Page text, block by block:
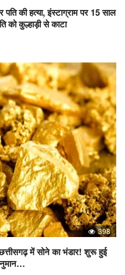
की हत्या, इंस्टाग्राम पर 15 साल
कुल्हाड़ी से काटा
398
में सोने का भंडार! शुरू हुई